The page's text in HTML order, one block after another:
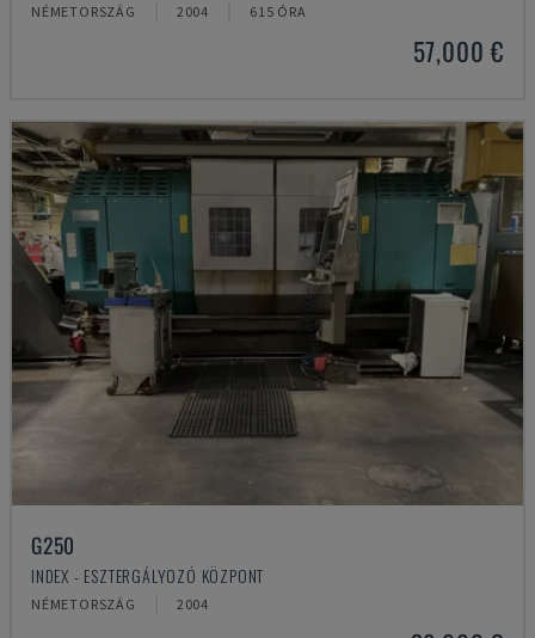
NÉMETORSZÁG 2004 615 ÓRA
57,000 €
G250
INDEX - ESZTERGÁLYOZÓ KÖZPONT
NÉMETORSZÁG 2004